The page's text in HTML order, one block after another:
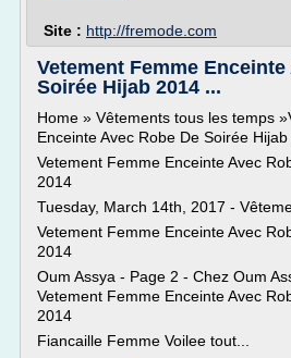
Site : http://fremode.com
Vetement Femme Enceinte
Soirée Hijab 2014 ...
Home » Vêtements tous les temps
Enceinte Avec Robe De Soirée
Vetement Femme Enceinte Avec
2014
Tuesday, March 14th, 2017 -
Vetement Femme Enceinte Avec
2014
Oum Assya - Page 2 - Chez Oum
Vetement Femme Enceinte Avec
2014
Fiancaille Femme Voilee tout...